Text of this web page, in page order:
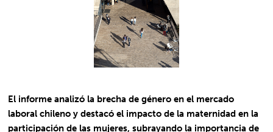
El informe analizó la brecha de género en el mercado
laboral chileno y destacó el impacto de la maternidad en la
participación de las mujeres, subrayando la importancia de